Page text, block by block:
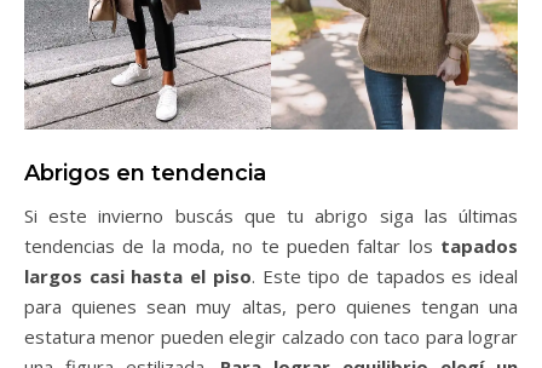
Abrigos en tendencia
Si este invierno buscás que tu abrigo siga las últimas
tendencias de la moda, no te pueden faltar los tapados
largos casi hasta el piso. Este tipo de tapados es ideal
para quienes sean muy altas, pero quienes tengan una
estatura menor pueden elegir calzado con taco para lograr